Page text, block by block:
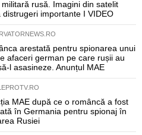
militară rusă. Imagini din satelit
distrugeri importante I VIDEO
arestată pentru spionarea unui
afaceri german pe care rușii au
l asasineze. Anunțul MAE
MAE după ce o româncă a fost
în Germania pentru spionaj în
Rusiei